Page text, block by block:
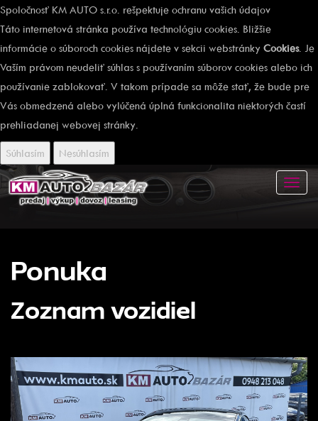
Spoločnosť KM AUTO s.r.o. rešpektuje ochranu vašich údajov
Táto internetová stránka používa technológiu cookies. Bližšie
informácie o súboroch cookies nájdete v sekcii webstránky Cookies. Je
Vaším právom neudeliť súhlas s používaním súborov cookies alebo ich
používanie zablokovať. V takom prípade sa môže stať, že bude pre
Vás obmedzená alebo vylúčená úplná funkcionalita niektorých častí
prehliadanej webovej stránky.
Súhlasím Nesúhlasím
Ponuka
Zoznam vozidiel